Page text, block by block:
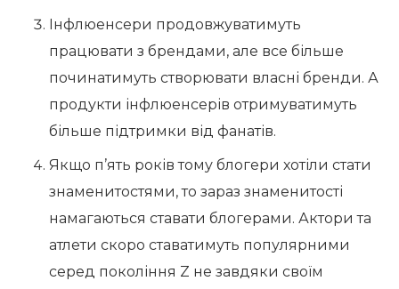
Інфлюенсери продовжуватимуть
працювати з брендами, але все більше
починатимуть створювати власні бренди. А
продукти інфлюенсерів отримуватимуть
більше підтримки від фанатів.
Якщо п’ять років тому блогери хотіли стати
знаменитостями, то зараз знаменитості
намагаються ставати блогерами. Актори та
атлети скоро ставатимуть популярними
серед покоління Z не завдяки своїм